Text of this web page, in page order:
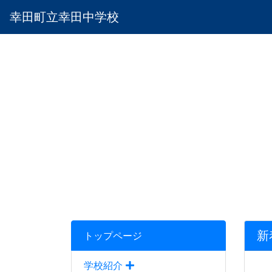
幸田町立幸田中学校
トップページ
学校紹介